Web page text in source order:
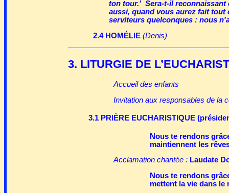
ton tour.' Sera-t-il reconnaissant
aussi, quand vous aurez fait tout
serviteurs quelconques : nous
2.4 HOMÉLIE (Denis)
3. LITURGIE DE
Accueil des enfants
Invitation aux responsables de la
3.1 PRIÈRE EUCHARISTIQUE
Nous te rendons
maintiennent les
Acclamation chantée : Laudate
Nous te rendons
mettent la vie dans